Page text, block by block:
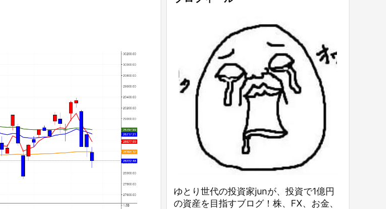
ゆとり世代の投資家junが、投資で1億円
の資産を目指すブログ！株、FX、お金、